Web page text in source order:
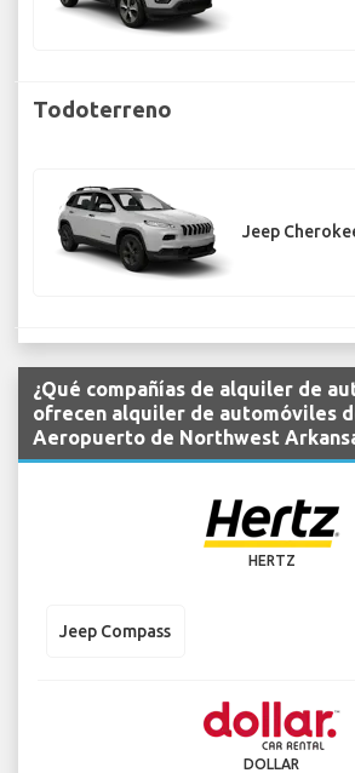
Todoterreno
Jeep
¿Qué compañías de alquiler de
ofrecen alquiler de automóviles
Aeropuerto de Northwest
HERTZ
Jeep Compass
DOLLAR